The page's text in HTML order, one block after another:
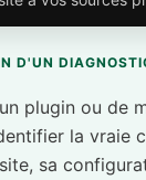
D'UN
plugin ou de
la vraie
sa